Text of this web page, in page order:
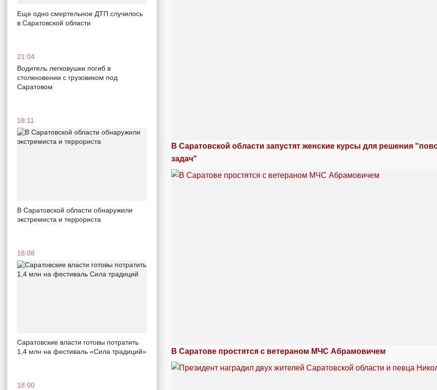
Еще одно смертельное ДТП случилось
в Саратовской области
21:04
Водитель легковушки погиб в
столкновении с грузовиком под
Саратовом
18:11
В Саратовской области обнаружили
экстремиста и террориста
18:08
Саратовские власти готовы потратить
1,4 млн на фестиваль «Сила традиций»
18:00
В Саратовской области запустят женские курсы для решения
задач"
В Саратове простятся с ветераном МЧС Абрамовичем